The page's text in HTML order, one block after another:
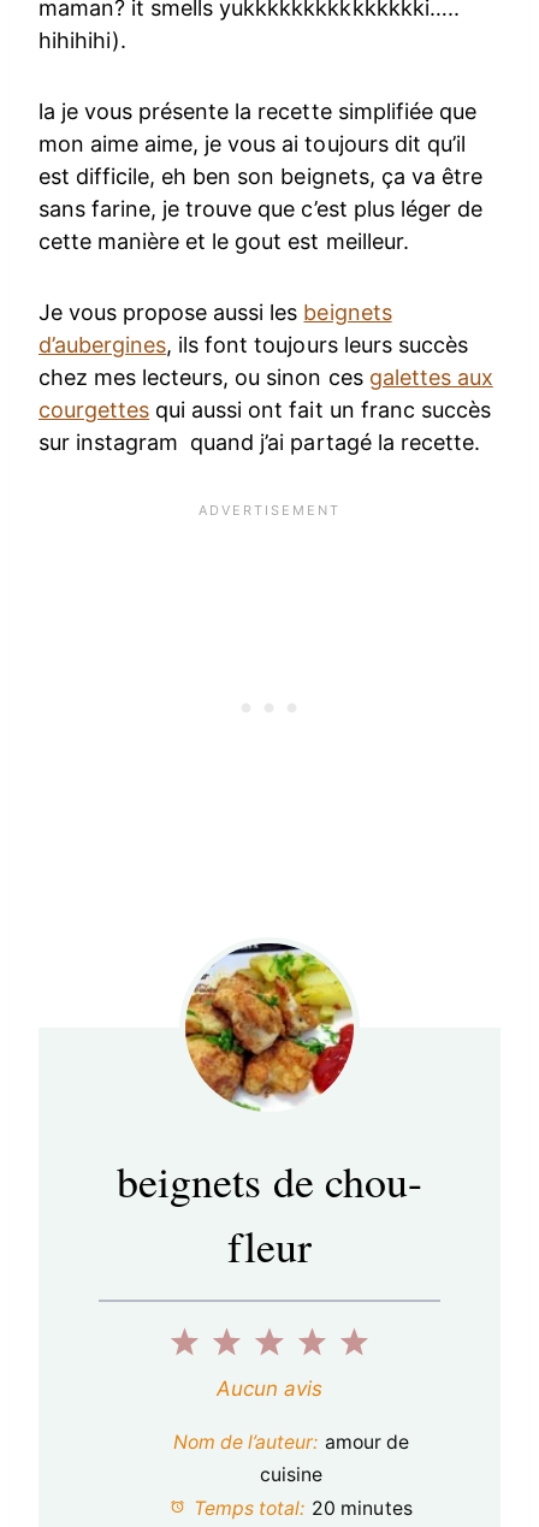
maman? it smells yukkkkkkkkkkkkkkki…..
hihihihi).
la je vous présente la recette simplifiée que
mon aime aime, je vous ai toujours dit qu’il
est difficile, eh ben son beignets, ça va être
sans farine, je trouve que c’est plus léger de
cette manière et le gout est meilleur.
Je vous propose aussi les beignets
d’aubergines, ils font toujours leurs succès
chez mes lecteurs, ou sinon ces galettes aux
courgettes qui aussi ont fait un franc succès
sur instagram quand j’ai partagé la recette.
beignets de chou-
fleur
5
t
4
t
3
é
t
o
2
é
t
1
t
Aucun avis
Nom de l’auteur: amour de
cuisine
Temps total: 20 minutes